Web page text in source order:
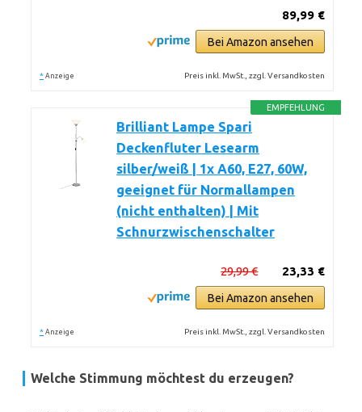
89,99 €
Bei Amazon ansehen
* Anzeige Preis inkl. MwSt., zzgl. Versandkosten
EMPFEHLUNG
Brilliant Lampe Spari
Deckenfluter Lesearm
silber/weiß | 1x A60, E27, 60W,
geeignet für Normallampen
(nicht enthalten) | Mit
Schnurzwischenschalter
23,33 €
29,99 €
Bei Amazon ansehen
* Anzeige Preis inkl. MwSt., zzgl. Versandkosten
Welche Stimmung möchtest du erzeugen?